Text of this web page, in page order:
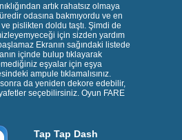
artık rahatsız olmaya
odasına bakmıyordu ve en
pislikten doldu taştı. Şimdi de
için sizden yardım
Ekranın sağındaki listede
içinde bulup tıklayarak
eşyalar için eşya
ampule tıklamalısınız.
da yeniden dekore edebilir,
seçebilirsiniz. Oyun FARE
Tap Tap Dash